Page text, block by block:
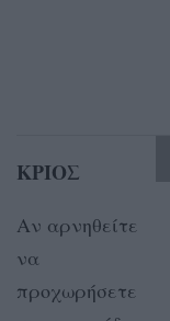
ΚΡΙΟΣ
Αν αρνηθείτε
να
προχωρήσετε